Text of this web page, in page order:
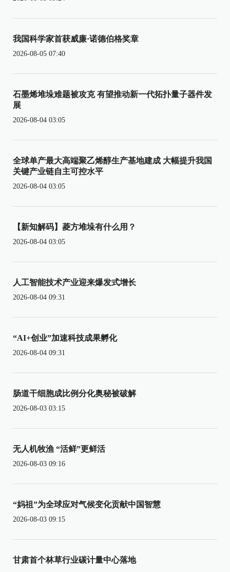
我国科学家首获威廉·诺德伯格奖章
2026-08-05 07:40
石墨烯堆垛难题被攻克 有望推动新一代拓扑量子器件发
展
2026-08-04 03:05
全球单产最大高端聚乙烯醇生产基地建成 大幅提升我国
关键产业链自主可控水平
2026-08-04 03:05
【新知解码】菱方堆垛有什么用？
2026-08-04 03:05
人工智能技术产业迎来爆发式增长
2026-08-04 09:31
“AI+创业”加速科技成果孵化
2026-08-04 09:31
肠道干细胞成比例分化奥秘被破解
2026-08-03 03:15
无人机牧渔 “活鲜”更鲜活
2026-08-03 09:16
“妈祖”为全球应对气候变化贡献中国智慧
2026-08-03 09:15
甘肃首个林草行业碳计量中心落地